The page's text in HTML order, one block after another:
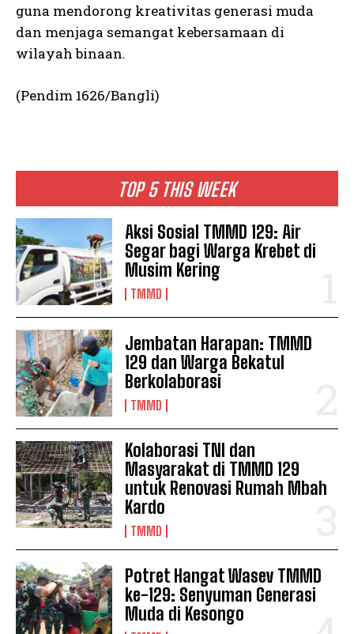
TOP 5 THIS WEEK
Aksi Sosial TMMD 129: Air
Segar bagi Warga Krebet di
Musim Kering
TMMD
Jembatan Harapan: TMMD
129 dan Warga Bekatul
Berkolaborasi
TMMD
Kolaborasi TNI dan
Masyarakat di TMMD 129
untuk Renovasi Rumah Mbah
Kardo
TMMD
Potret Hangat Wasev TMMD
ke-129: Senyuman Generasi
Muda di Kesongo
guna mendorong kreativitas generasi muda
dan menjaga semangat kebersamaan di
wilayah binaan.
(Pendim 1626/Bangli)